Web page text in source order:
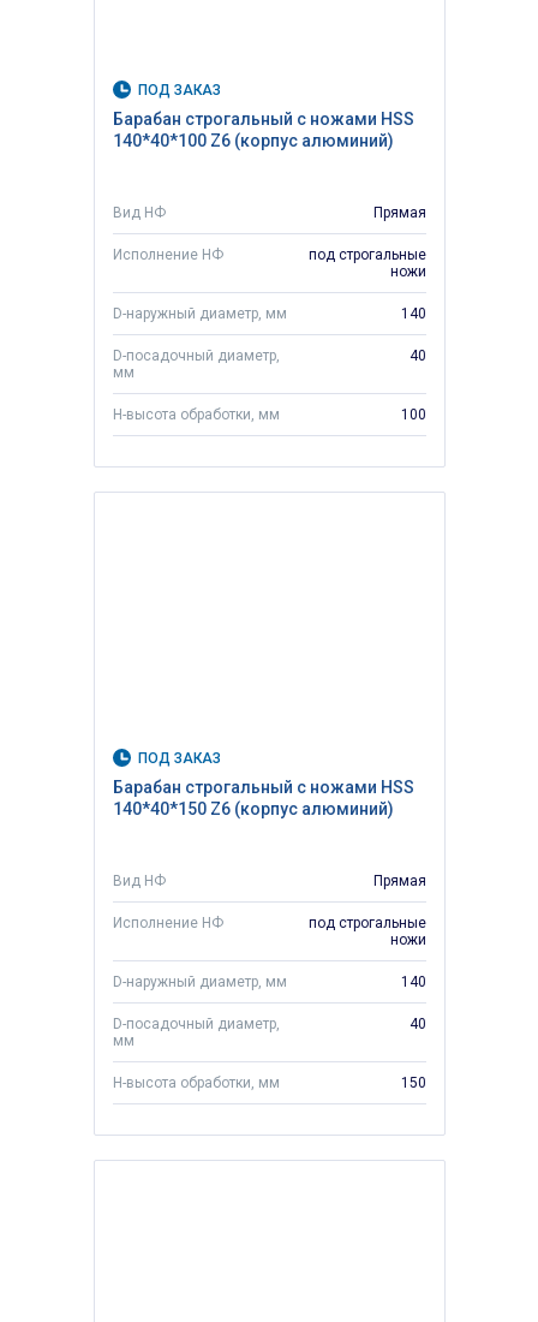
ПОД ЗАКАЗ
Барабан строгальный с ножами HSS
140*40*100 Z6 (корпус алюминий)
Вид НФ Прямая
Исполнение НФ
под строгальные
ножи
D-наружный диаметр, мм 140
D-посадочный диаметр,
мм
40
H-высота обработки, мм 100
ПОД ЗАКАЗ
Барабан строгальный с ножами HSS
140*40*150 Z6 (корпус алюминий)
Вид НФ Прямая
Исполнение НФ
под строгальные
ножи
D-наружный диаметр, мм 140
D-посадочный диаметр,
мм
40
H-высота обработки, мм 150